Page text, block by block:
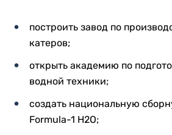
построить завод по
катеров;
открыть академию по
водной техники;
создать национальную
Formula-1 H2O;